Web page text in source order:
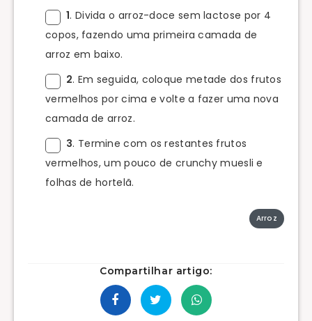
1. Divida o arroz-doce sem lactose por 4
copos, fazendo uma primeira camada de
arroz em baixo.
2. Em seguida, coloque metade dos frutos
vermelhos por cima e volte a fazer uma nova
camada de arroz.
3. Termine com os restantes frutos
vermelhos, um pouco de crunchy muesli e
folhas de hortelã.
Arroz
Compartilhar artigo: